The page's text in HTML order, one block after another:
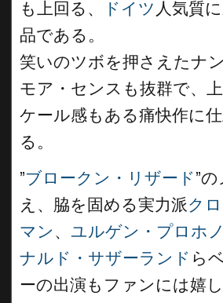
も上回る、
ドイツ 人気質
品である。
笑いのツボを押さえたナ
モア・センスも抜群で、
ケール感もある痛快作に
る。
”ブロークン・リザード”
え、脇を固める実力派ク
マン 、 ユルゲン・プロホ
ナルド・サザーランド ら
ーの出演もファンには嬉